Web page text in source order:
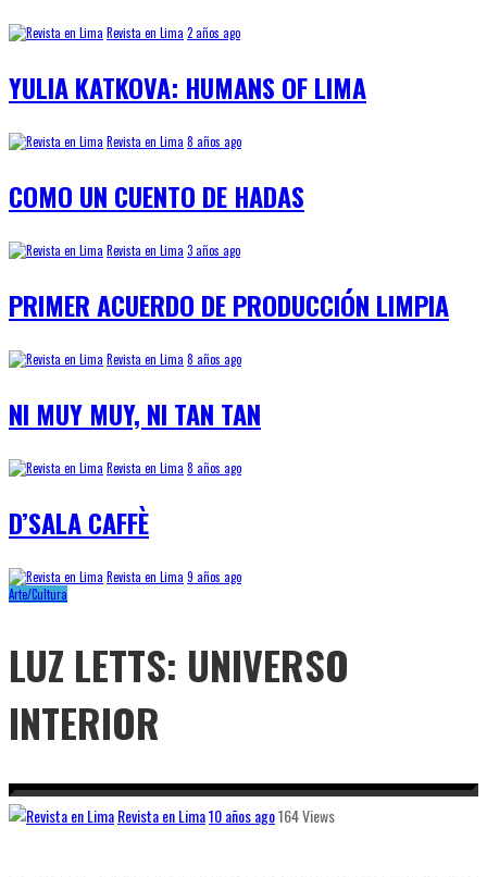
Revista en Lima 2 años ago
YULIA KATKOVA: HUMANS OF LIMA
Revista en Lima 8 años ago
COMO UN CUENTO DE HADAS
Revista en Lima 3 años ago
PRIMER ACUERDO DE PRODUCCIÓN LIMPIA
Revista en Lima 8 años ago
NI MUY MUY, NI TAN TAN
Revista en Lima 8 años ago
D’SALA CAFFÈ
Revista en Lima 9 años ago
Arte/Cultura
LUZ LETTS: UNIVERSO
INTERIOR
Revista en Lima10 años ago164 Views